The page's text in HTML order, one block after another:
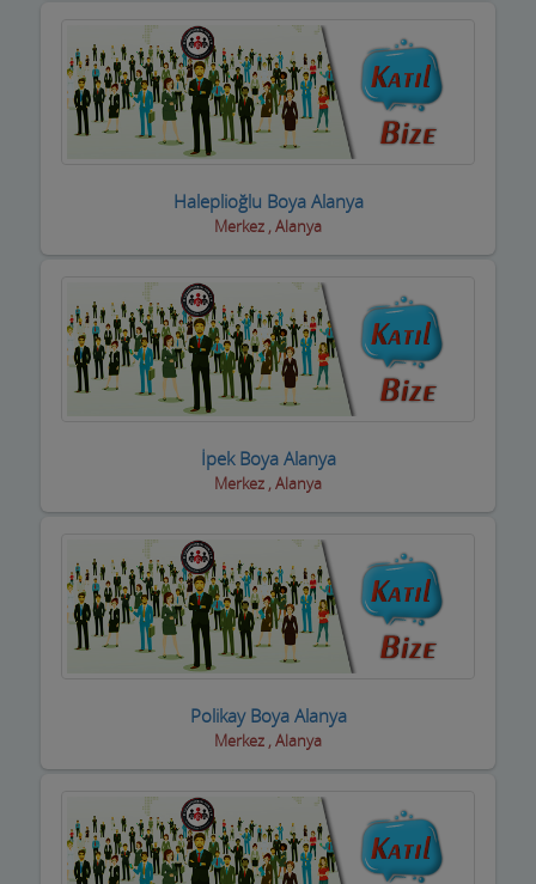
Maden Kömür Sanayi
Manavlar
Marketler ve Tekel Bayiler
Medikal Tıbbi Malzemeler
Mermerciler
Mimarlar / Mühendisler
Mobilya imalat
Mobilya Mağazaları
Motorsiklet Firmaları
Muhasebeciler SMMM
Muhtarlar
Optik / Gözlük Firmaları
Haleplioğlu Boya Alanya
Merkez , Alanya
İpek Boya Alanya
Merkez , Alanya
Polikay Boya Alanya
Merkez , Alanya